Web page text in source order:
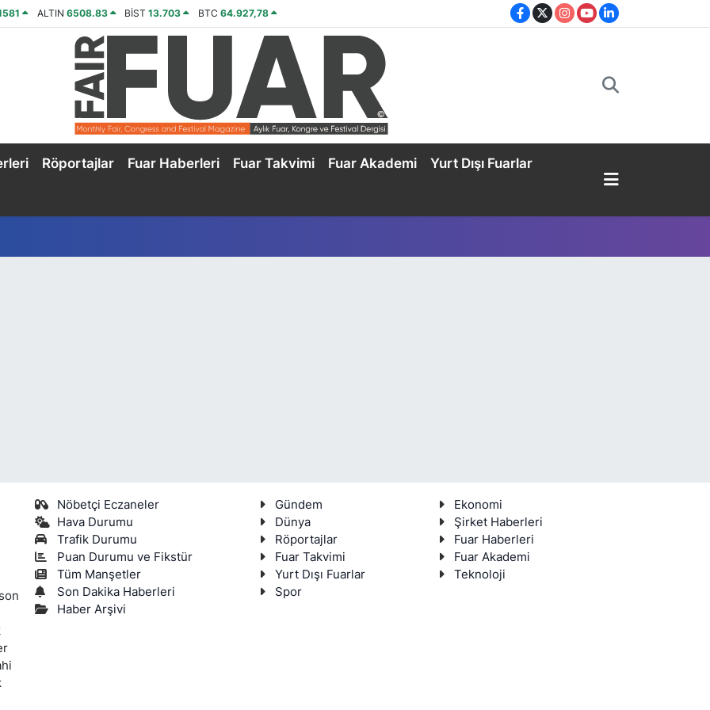
ALTIN 6508.83 BİST13.703 BTC 64.927,78
Röportajlar Fuar Haberleri Fuar Takvimi Fuar Akademi Yurt Dışı Fuarlar
Nöbetçi Eczaneler
Hava Durumu
Trafik Durumu
Puan Durumu ve Fikstür
Tüm Manşetler
Son Dakika Haberleri
Haber Arşivi
Gündem
Ekonomi
Dünya
Şirket Haberleri
Röportajlar
Fuar Haberleri
Fuar Takvimi
Fuar Akademi
Yurt Dışı Fuarlar
Teknoloji
Spor